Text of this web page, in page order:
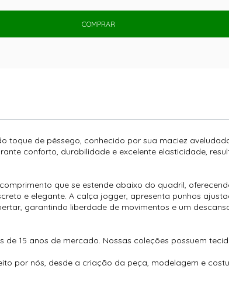
COMPRAR
toque de pêssego, conhecido por sua maciez
conforto, durabilidade e excelente elasticidade,
que se estende abaixo do quadril,
e elegante. A calça jogger, apresenta punhos
garantindo liberdade de movimentos e um
de 15 anos de mercado. Nossas coleções possuem
por nós, desde a criação da peça, modelagem e